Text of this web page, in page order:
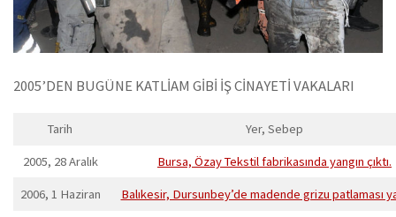
2005’DEN BUGÜNE KATLİAM GİBİ İŞ CİNAYETİ VAKALARI
Tarih Yer, Sebep
2005, 28 Aralık Bursa, Özay Tekstil fabrikasında yangın çıktı.
2006, 1 Haziran Balıkesir, Dursunbey’de madende grizu patlaması